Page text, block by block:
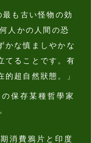
も古い怪物の効
人かの人間の恐
かな慎ましやかな
てることです。有
的超自然狀態。」
存某種哲學家
消費鴉片と印度